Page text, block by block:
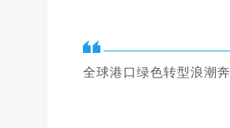
全球港口绿色转型浪潮